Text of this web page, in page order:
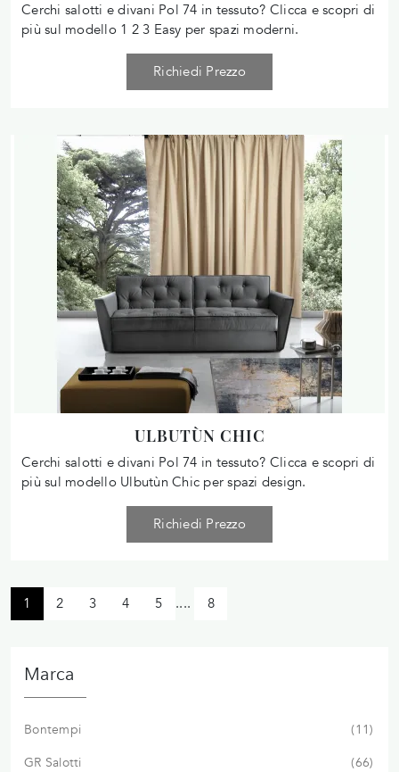
Cerchi salotti e divani Pol 74 in tessuto? Clicca e scopri di
più sul modello 1 2 3 Easy per spazi moderni.
Richiedi Prezzo
ULBUTÙN CHIC
Cerchi salotti e divani Pol 74 in tessuto? Clicca e scopri di
più sul modello Ulbutùn Chic per spazi design.
Richiedi Prezzo
1 2 3 4 5 .... 8
Marca
Bontempi
11
GR Salotti
66